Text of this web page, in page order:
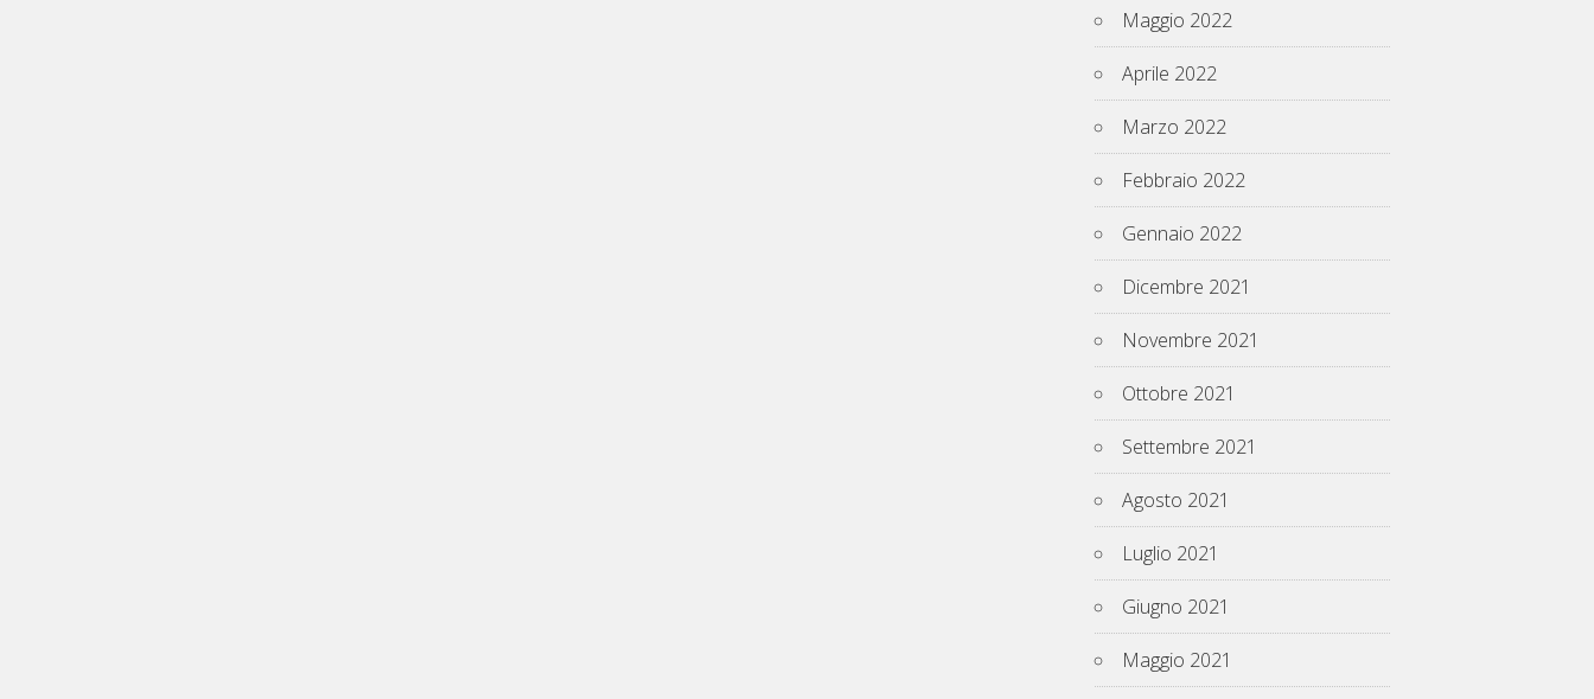
Maggio 2022
Aprile 2022
Marzo 2022
Febbraio 2022
Gennaio 2022
Dicembre 2021
Novembre 2021
Ottobre 2021
Settembre 2021
Agosto 2021
Luglio 2021
Giugno 2021
Maggio 2021